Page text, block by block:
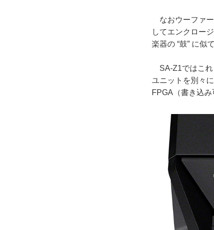
なおウーファー
してエンクロー
楽器の “鼓” に似
SA-Z1ではこれ
ユニットを別々
FPGA（書き込